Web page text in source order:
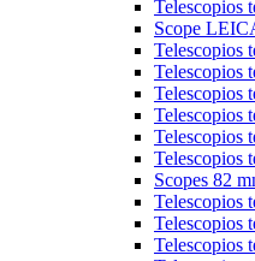
Telescopios
Scope
Telescopios
Telescopios
Telescopios
Telescopios
Telescopios
Telescopios
Scopes 82
Telescopios
Telescopios
Telescopios